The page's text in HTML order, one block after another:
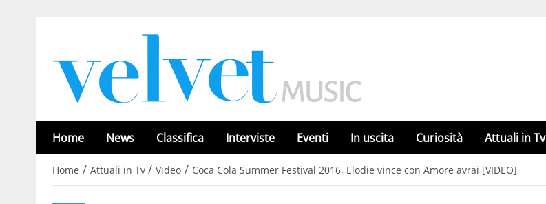
Home News Classifica Interviste Eventi In uscita Curiosità Attuali in Tv
Home / Attuali in Tv / Video / Coca Cola Summer Festival 2016, Elodie vince con Amore avrai [VIDEO]